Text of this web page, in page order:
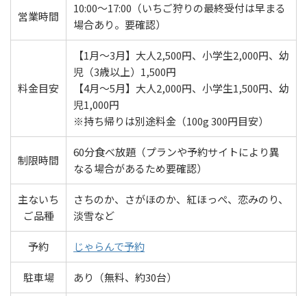
営業時間
10:00～17:00（いちご狩りの最終受付は早まる
場合あり。要確認）
料金目安
【1月～3月】大人2,500円、小学生2,000円、幼
児（3歳以上）1,500円
【4月～5月】大人2,000円、小学生1,500円、幼
児1,000円
※持ち帰りは別途料金（100g 300円目安）
制限時間
60分食べ放題（プランや予約サイトにより異
なる場合があるため要確認）
主ないち
ご品種
さちのか、さがほのか、紅ほっぺ、恋みのり、
淡雪など
予約 じゃらんで予約
駐車場 あり（無料、約30台）